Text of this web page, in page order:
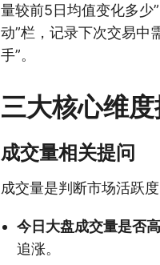
量较前5日均值变化多少
动”栏，记录下次交易中
手”。
三大核心维度
成交量相关提问
成交量是判断市场活跃
今日大盘成交量是否
追涨。